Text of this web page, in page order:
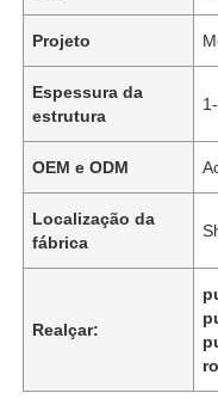
Projeto
Espessura da
estrutura
OEM e ODM
Localização da
fábrica
Realçar: